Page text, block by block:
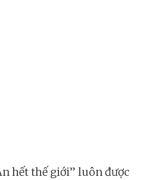
hết thế giới” luôn được